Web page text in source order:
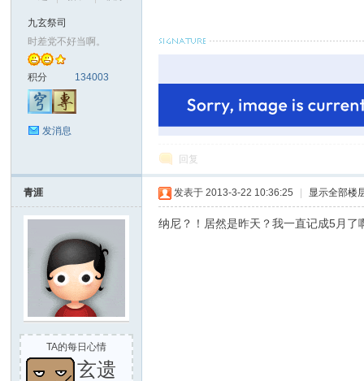
九玄祭司
时差党不好当啊。
积分 134003
发消息
回复
青涯
TA的每日心情
玄遗
发表于 2013-3-22 10:36:25 显示全部楼
纳尼？！居然是昨天？我一直记成5月了